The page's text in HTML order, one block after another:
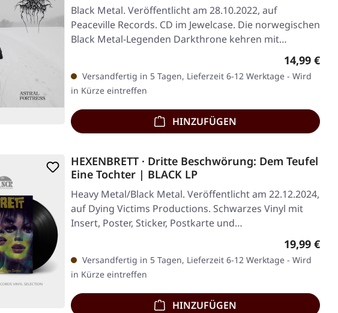
Black Metal. Veröffentlicht am 28.10.2022, auf
Peaceville Records. CD im Jewelcase. Die norwegischen
Black Metal-Legenden Darkthrone kehren mit…
Regulärer
14,99 €
Versandfertig in 5 Tagen, Lieferzeit 6-12 Werktage - Wird
in Kürze eintreffen
HINZUFÜGEN
HEXENBRETT · Dritte Beschwörung: Dem Teufel
Eine Tochter | BLACK LP
Heavy Metal/Black Metal. Veröffentlicht am 22.12.2024,
auf Dying Victims Productions. Schwarzes Vinyl mit
Insert, Poster, Sticker, Postkarte und…
Regulärer
19,99 €
Versandfertig in 5 Tagen, Lieferzeit 6-12 Werktage - Wird
in Kürze eintreffen
HINZUFÜGEN